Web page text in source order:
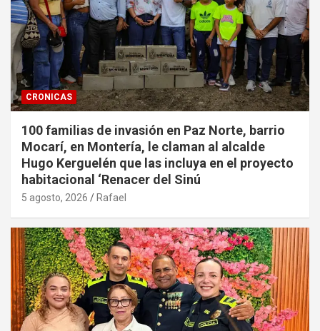
CRONICAS
100 familias de invasión en Paz Norte, barrio
Mocarí, en Montería, le claman al alcalde
Hugo Kerguelén que las incluya en el proyecto
habitacional ‘Renacer del Sinú
5 agosto, 2026 Rafael